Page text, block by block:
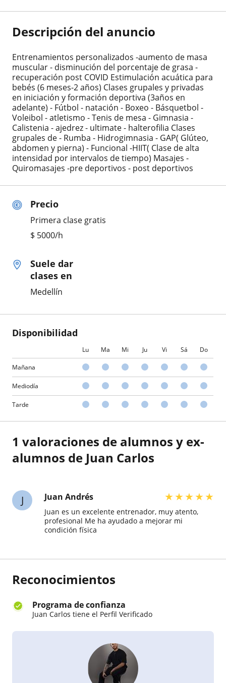
Precio
Primera clase gratis
$ 5000/h
Suele dar
clases en
Medellín
Disponibilidad
Lu Ma Mi Ju Vi Sá Do
Mañana
Mediodía
Tarde
Descripción del anuncio
Entrenamientos personalizados -aumento de masa
muscular - disminución del porcentaje de grasa -
recuperación post COVID Estimulación acuática para
bebés (6 meses-2 años) Clases grupales y privadas
en iniciación y formación deportiva (3años en
adelante) - Fútbol - natación - Boxeo - Básquetbol -
Voleibol - atletismo - Tenis de mesa - Gimnasia -
Calistenia - ajedrez - ultimate - halterofilia Clases
grupales de - Rumba - Hidrogimnasia - GAP( Glúteo,
abdomen y pierna) - Funcional -HIIT( Clase de alta
intensidad por intervalos de tiempo) Masajes -
Quiromasajes -pre deportivos - post deportivos
1 valoraciones de alumnos y ex-
alumnos de Juan Carlos
J Juan Andrés ★★★★★
Juan es un excelente entrenador, muy atento,
profesional Me ha ayudado a mejorar mi
condición física
Reconocimientos
Programa de confianza
Juan Carlos tiene el Perfil Verificado